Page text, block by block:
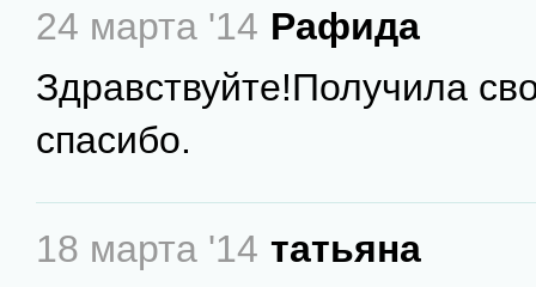
24 марта '14 Рафида
Здравствуйте!Получила
спасибо.
18 марта '14 татьяна